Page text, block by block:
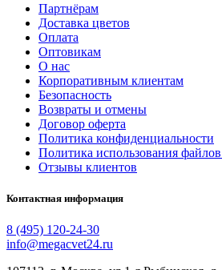
Партнёрам
Доставка цветов
Оплата
Оптовикам
О нас
Корпоративным клиентам
Безопасность
Возвраты и отмены
Договор оферта
Политика конфиденциальности
Политика использования
Отзывы клиентов
Контактная информация
8 (495) 120-24-30
info@megacvet24.ru